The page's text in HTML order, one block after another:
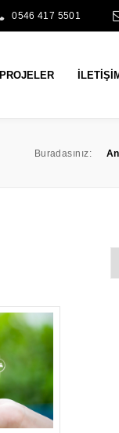
0546 417 5501
PROJELER
Buradasınız: